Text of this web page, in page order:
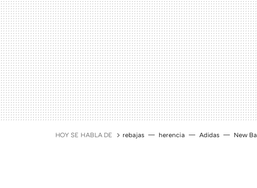
HOY SE HABLA DE rebajas herencia Adidas New